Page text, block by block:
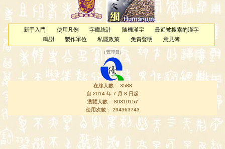
新手入門 使用凡例 字庫統計 隨機漢字
最近被搜索的漢字
鳴謝
製作單位 私隱政策 免責聲明 意見簿
（管理員 ）
在線人數： 3588
自 2014 年 7 月 8 日起
瀏覽人數： 80310157
使用次數： 294363743